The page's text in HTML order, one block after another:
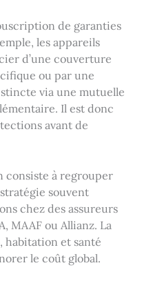
de garanties
les appareils
d’une couverture
ou par une
via une mutuelle
Il est donc
avant de
consiste à regrouper
souvent
chez des assureurs
MAAF ou Allianz. La
et santé
le coût global.